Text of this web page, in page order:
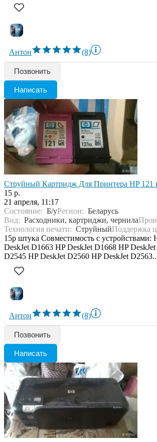
Антон (8)
Позвонить
Написать
Струйный Картридж Для Принтера HP 121
15 р.
21 апреля, 11:17
Состояние: Б/уРегион: Беларусь
Вид: Расходники, картриджи, чернила
Технология печати: СтруйныйПоддержка
15р штука Совместимость с устройствами:
DeskJet D1663 HP DeskJet D1668 HP
D2545 HP DeskJet D2560 HP DeskJet
Антон (8)
Позвонить
Написать